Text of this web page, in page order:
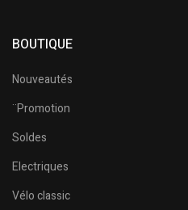
BOUTIQUE
Nouveautés
¨Promotion
Soldes
Electriques
Vélo classic